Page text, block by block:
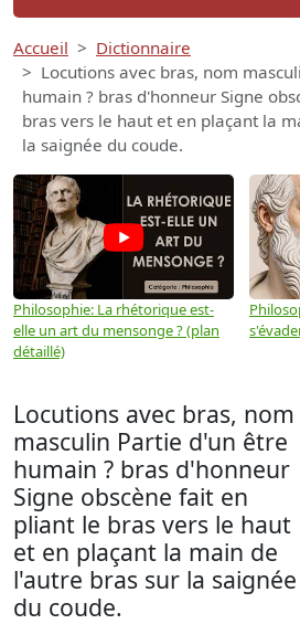
Accueil
Dictionnaire
Locutions avec bras, nom
humain ? bras d'honneur Signe
bras vers le haut et en plaçant la
la saignée du coude.
Philosophie: La rhétorique est-
elle un art du mensonge ? (plan
détaillé)
Locutions avec bras, nom
masculin Partie d'un être
humain ? bras d'honneur
Signe obscène fait en
pliant le bras vers le haut
et en plaçant la main de
l'autre bras sur la saignée
du coude.